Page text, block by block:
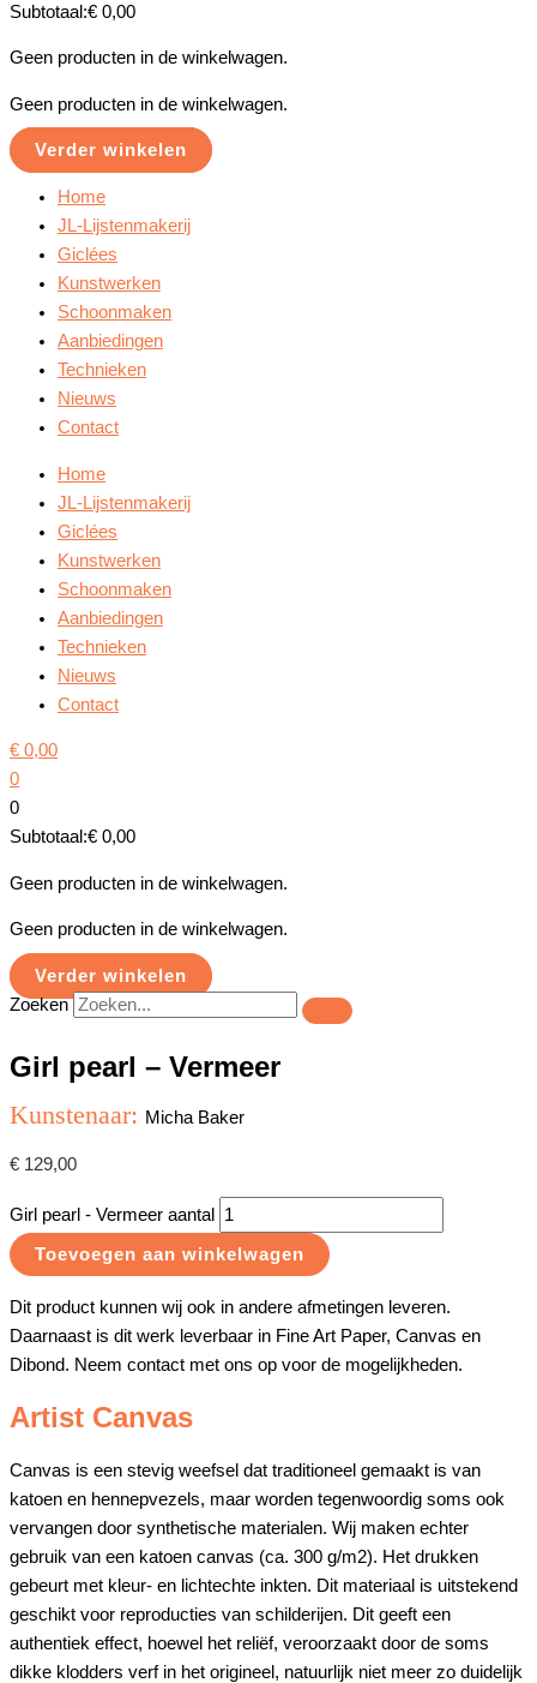
Subtotaal:€ 0,00
Geen producten in de winkelwagen.
Geen producten in de winkelwagen.
Verder winkelen
Home
JL-Lijstenmakerij
Giclées
Kunstwerken
Schoonmaken
Aanbiedingen
Technieken
Nieuws
Contact
Home
JL-Lijstenmakerij
Giclées
Kunstwerken
Schoonmaken
Aanbiedingen
Technieken
Nieuws
Contact
€ 0,00
0
0
Subtotaal:€ 0,00
Geen producten in de winkelwagen.
Geen producten in de winkelwagen.
Verder winkelen
Zoeken
Girl pearl – Vermeer
Kunstenaar: Micha Baker
€ 129,00
Girl pearl - Vermeer aantal
Toevoegen aan winkelwagen
Dit product kunnen wij ook in andere afmetingen leveren.
Daarnaast is dit werk leverbaar in Fine Art Paper, Canvas en
Dibond. Neem contact met ons op voor de mogelijkheden.
Artist Canvas
Canvas is een stevig weefsel dat traditioneel gemaakt is van
katoen en hennepvezels, maar worden tegenwoordig soms ook
vervangen door synthetische materialen. Wij maken echter
gebruik van een katoen canvas (ca. 300 g/m2). Het drukken
gebeurt met kleur- en lichtechte inkten. Dit materiaal is uitstekend
geschikt voor reproducties van schilderijen. Dit geeft een
authentiek effect, hoewel het reliëf, veroorzaakt door de soms
dikke klodders verf in het origineel, natuurlijk niet meer zo duidelijk